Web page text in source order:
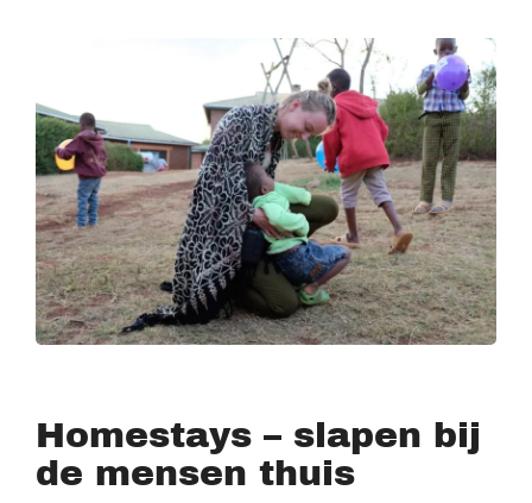
Homestays – slapen bij
de mensen thuis